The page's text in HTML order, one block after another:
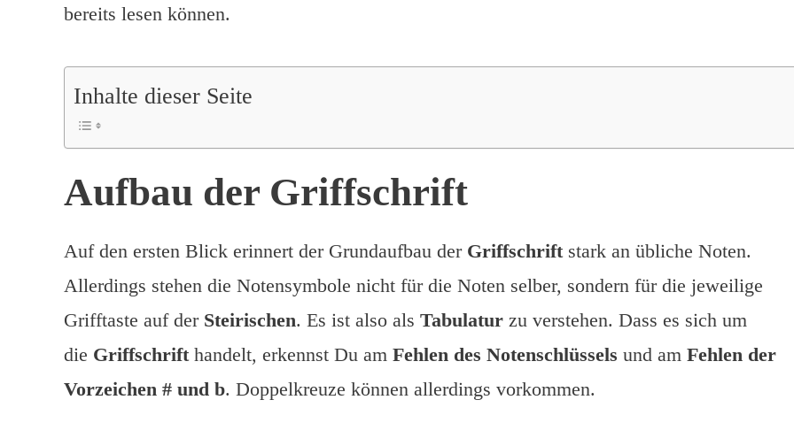
bereits lesen können.
Inhalte dieser Seite
Aufbau der Griffschrift
Auf den ersten Blick erinnert der Grundaufbau der Griffschrift stark an übliche Noten.
Allerdings stehen die Notensymbole nicht für die Noten selber, sondern für die jeweilige
Grifftaste auf der Steirischen. Es ist also als Tabulatur zu verstehen. Dass es sich um
die Griffschrift handelt, erkennst Du am Fehlen des Notenschlüssels und am Fehlen der
Vorzeichen # und b. Doppelkreuze können allerdings vorkommen.